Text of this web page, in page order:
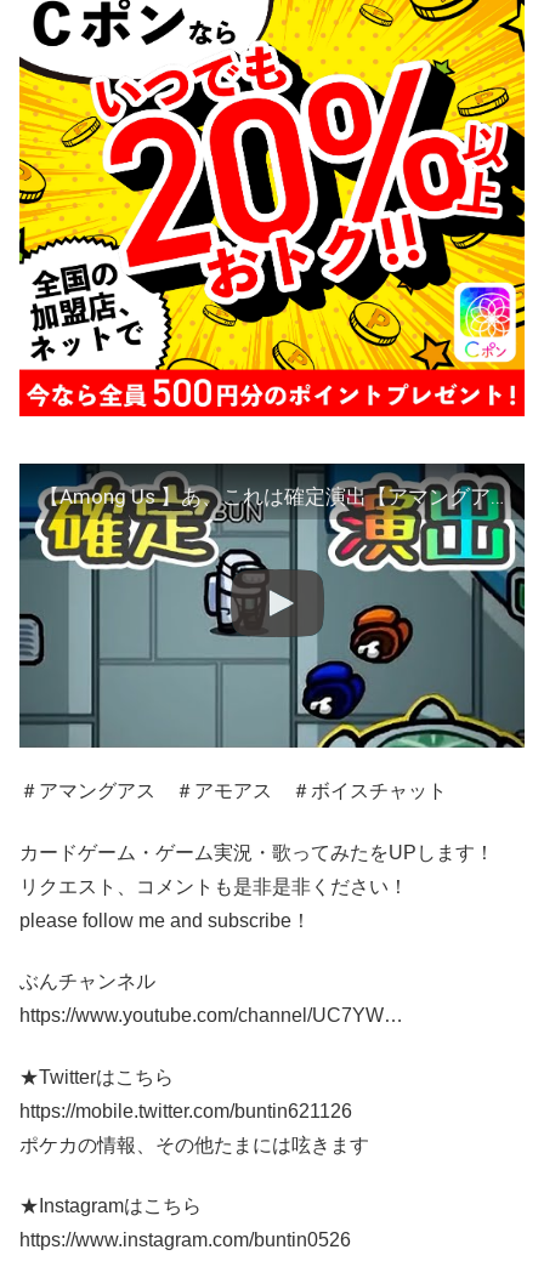
【Among Us 】あ、これは確定演出【アマングアス アモアス アマアス】
＃アマングアス ＃アモアス ＃ボイスチャット
カードゲーム・ゲーム実況・歌ってみたをUPします！
リクエスト、コメントも是非是非ください！
please follow me and subscribe！
ぶんチャンネル
https://www.youtube.com/channel/UC7YW…
★Twitterはこちら
https://mobile.twitter.com/buntin621126
ポケカの情報、その他たまには呟きます
★Instagramはこちら
https://www.instagram.com/buntin0526